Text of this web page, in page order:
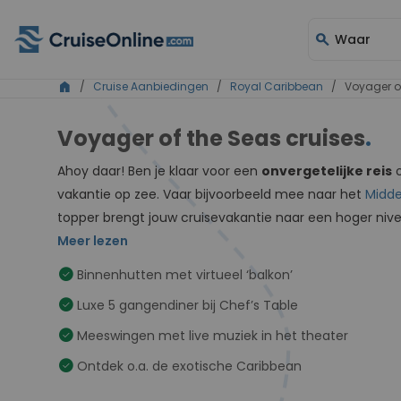
search Waar
home / Cruise Aanbiedingen / Royal Caribbean / Voyager
Voyager of the Seas cruises.
Ahoy daar! Ben je klaar voor een onvergetelijke reis
vakantie op zee. Vaar bijvoorbeeld mee naar het
topper brengt jouw cruisevakantie naar een hoger
Meer lezen
check_circle Binnenhutten met virtueel ‘balkon’
check_circle Luxe 5 gangendiner bij Chef’s Table
check_circle Meeswingen met live muziek in het theater
check_circle Ontdek o.a. de exotische Caribbean